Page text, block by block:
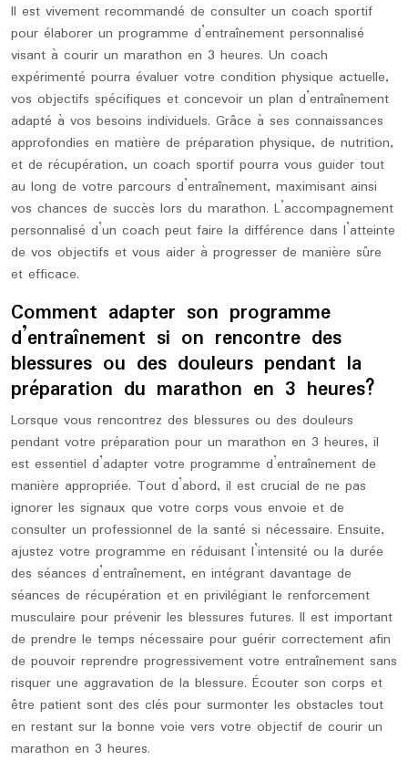
Il est vivement recommandé de consulter un coach sportif
pour élaborer un programme d’entraînement personnalisé
visant à courir un marathon en 3 heures. Un coach
expérimenté pourra évaluer votre condition physique actuelle,
vos objectifs spécifiques et concevoir un plan d’entraînement
adapté à vos besoins individuels. Grâce à ses connaissances
approfondies en matière de préparation physique, de nutrition,
et de récupération, un coach sportif pourra vous guider tout
au long de votre parcours d’entraînement, maximisant ainsi
vos chances de succès lors du marathon. L’accompagnement
personnalisé d’un coach peut faire la différence dans l’atteinte
de vos objectifs et vous aider à progresser de manière sûre
et efficace.
Comment adapter son programme
d’entraînement si on rencontre des
blessures ou des douleurs pendant la
préparation du marathon en 3 heures?
Lorsque vous rencontrez des blessures ou des douleurs
pendant votre préparation pour un marathon en 3 heures, il
est essentiel d’adapter votre programme d’entraînement de
manière appropriée. Tout d’abord, il est crucial de ne pas
ignorer les signaux que votre corps vous envoie et de
consulter un professionnel de la santé si nécessaire. Ensuite,
ajustez votre programme en réduisant l’intensité ou la durée
des séances d’entraînement, en intégrant davantage de
séances de récupération et en privilégiant le renforcement
musculaire pour prévenir les blessures futures. Il est important
de prendre le temps nécessaire pour guérir correctement afin
de pouvoir reprendre progressivement votre entraînement sans
risquer une aggravation de la blessure. Écouter son corps et
être patient sont des clés pour surmonter les obstacles tout
en restant sur la bonne voie vers votre objectif de courir un
marathon en 3 heures.